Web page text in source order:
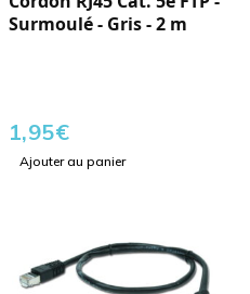
Surmoulé - Gris - 2 m
1,95€
Ajouter au panier